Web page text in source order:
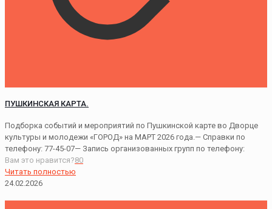
ПУШКИНСКАЯ КАРТА.
Подборка событий и мероприятий по Пушкинской карте во Дворце
культуры и молодежи «ГОРОД» на МАРТ 2026 года.— Справки по
телефону: 77-45-07— Запись организованных групп по телефону:
Вам это нравится?80
Читать полностью
24.02.2026